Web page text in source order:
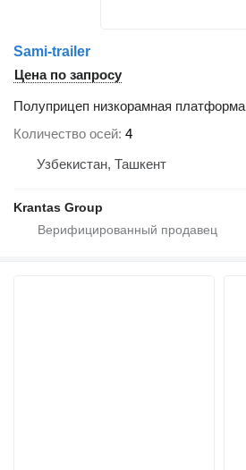
Sami-trailer
Цена по запросу
Полуприцеп низкорамная платформа
Количество осей 4
Узбекистан, Ташкент
Krantas Group